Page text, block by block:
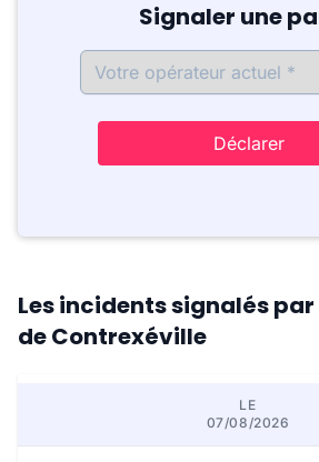
Signaler une
Déclarer
Les incidents signalés
de Contrexéville
LE
07/08/2026